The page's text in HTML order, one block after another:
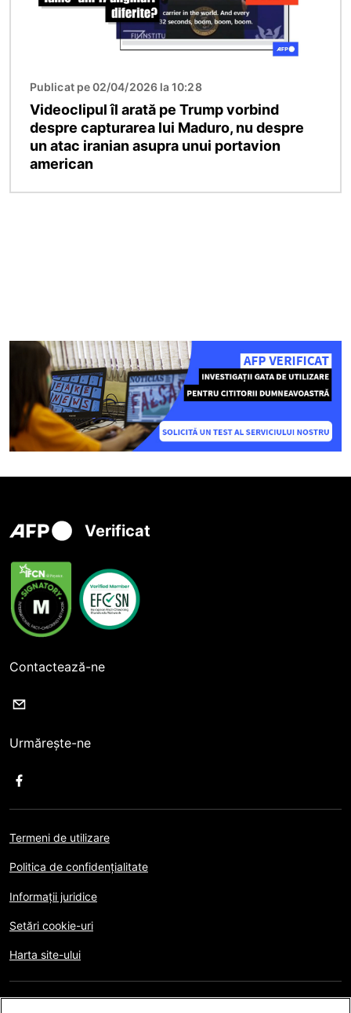
Publicat pe 02/04/2026 la 10:28
Videoclipul îl arată pe Trump vorbind
despre capturarea lui Maduro, nu despre
un atac iranian asupra unui portavion
american
Verificat
Contactează-ne
Urmărește-ne
Termeni de utilizare
Politica de confidențialitate
Informații juridice
Setări cookie-uri
Harta site-ului